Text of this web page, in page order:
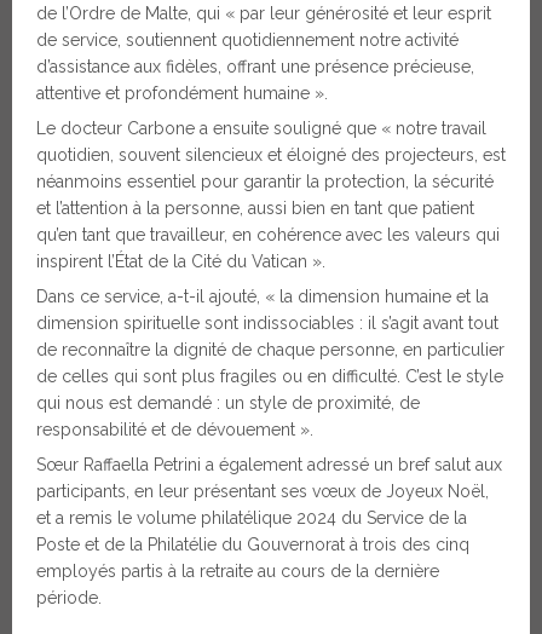
de l’Ordre de Malte, qui « par leur générosité et leur esprit
de service, soutiennent quotidiennement notre activité
d’assistance aux fidèles, offrant une présence précieuse,
attentive et profondément humaine ».
Le docteur Carbone a ensuite souligné que « notre travail
quotidien, souvent silencieux et éloigné des projecteurs, est
néanmoins essentiel pour garantir la protection, la sécurité
et l’attention à la personne, aussi bien en tant que patient
qu’en tant que travailleur, en cohérence avec les valeurs qui
inspirent l’État de la Cité du Vatican ».
Dans ce service, a-t-il ajouté, « la dimension humaine et la
dimension spirituelle sont indissociables : il s’agit avant tout
de reconnaître la dignité de chaque personne, en particulier
de celles qui sont plus fragiles ou en difficulté. C’est le style
qui nous est demandé : un style de proximité, de
responsabilité et de dévouement ».
Sœur Raffaella Petrini a également adressé un bref salut aux
participants, en leur présentant ses vœux de Joyeux Noël,
et a remis le volume philatélique 2024 du Service de la
Poste et de la Philatélie du Gouvernorat à trois des cinq
employés partis à la retraite au cours de la dernière
période.